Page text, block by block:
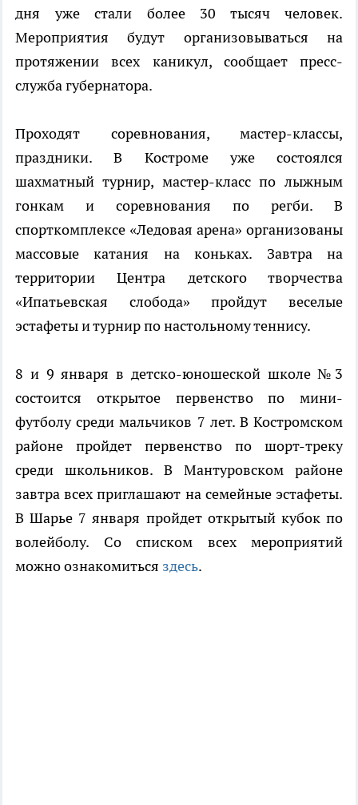
дня уже стали более 30 тысяч человек.
Мероприятия будут организовываться на
протяжении всех каникул, сообщает пресс-
служба губернатора.
Проходят соревнования, мастер-классы,
праздники. В Костроме уже состоялся
шахматный турнир, мастер-класс по лыжным
гонкам и соревнования по регби. В
спорткомплексе «Ледовая арена» организованы
массовые катания на коньках. Завтра на
территории Центра детского творчества
«Ипатьевская слобода» пройдут веселые
эстафеты и турнир по настольному теннису.
8 и 9 января в детско-юношеской школе №3
состоится открытое первенство по мини-
футболу среди мальчиков 7 лет. В Костромском
районе пройдет первенство по шорт-треку
среди школьников. В Мантуровском районе
завтра всех приглашают на семейные эстафеты.
В Шарье 7 января пройдет открытый кубок по
волейболу. Со списком всех мероприятий
можно ознакомиться здесь.